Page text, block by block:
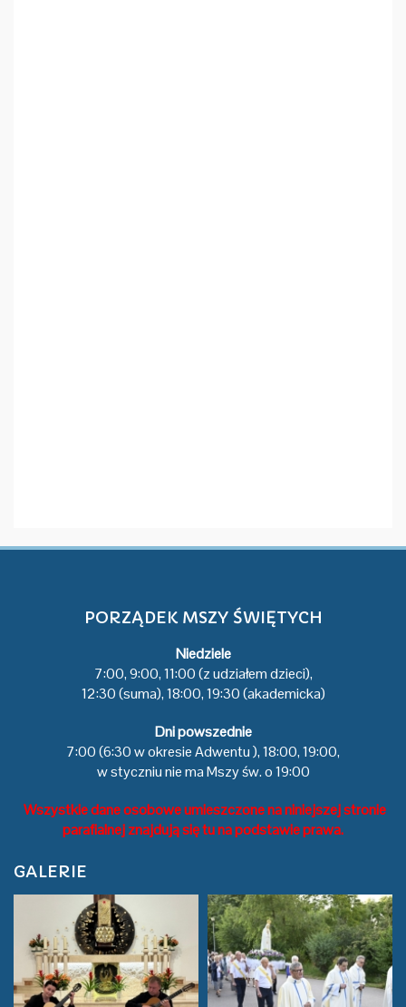
PORZĄDEK MSZY ŚWIĘTYCH
Niedziele
7:00, 9:00, 11:00 (z udziałem dzieci),
12:30 (suma), 18:00, 19:30 (akademicka)
Dni powszednie
7:00 (6:30 w okresie Adwentu ), 18:00, 19:00,
w styczniu nie ma Mszy św. o 19:00
Wszystkie dane osobowe umieszczone na niniejszej stronie
parafialnej znajdują się tu na podstawie prawa.
GALERIE